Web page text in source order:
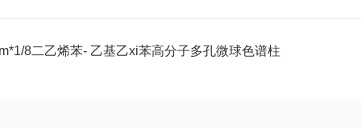
8二乙烯苯- 乙基乙xi苯高分子多孔微球色谱柱